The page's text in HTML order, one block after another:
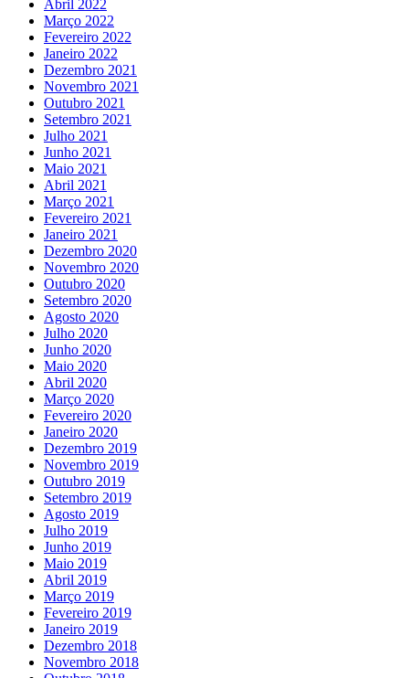
Abril 2022
Março 2022
Fevereiro 2022
Janeiro 2022
Dezembro 2021
Novembro 2021
Outubro 2021
Setembro 2021
Julho 2021
Junho 2021
Maio 2021
Abril 2021
Março 2021
Fevereiro 2021
Janeiro 2021
Dezembro 2020
Novembro 2020
Outubro 2020
Setembro 2020
Agosto 2020
Julho 2020
Junho 2020
Maio 2020
Abril 2020
Março 2020
Fevereiro 2020
Janeiro 2020
Dezembro 2019
Novembro 2019
Outubro 2019
Setembro 2019
Agosto 2019
Julho 2019
Junho 2019
Maio 2019
Abril 2019
Março 2019
Fevereiro 2019
Janeiro 2019
Dezembro 2018
Novembro 2018